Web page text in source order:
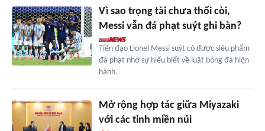
Vì sao trọng tài chưa thổi còi,
Messi vẫn đá phạt suýt ghi bàn?
Tiền đạo Lionel Messi suýt có được siêu phẩm
đá phạt nhờ sự hiểu biết về luật bóng đá hiện
hành.
Mở rộng hợp tác giữa Miyazaki
với các tỉnh miền núi